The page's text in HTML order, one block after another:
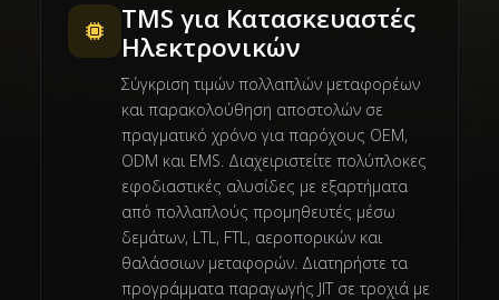
TMS για Κατασκευαστές
Ηλεκτρονικών
Σύγκριση τιμών πολλαπλών μεταφορέων
και παρακολούθηση αποστολών σε
πραγματικό χρόνο για παρόχους OEM,
ODM και EMS. Διαχειριστείτε πολύπλοκες
εφοδιαστικές αλυσίδες με εξαρτήματα
από πολλαπλούς προμηθευτές μέσω
δεμάτων, LTL, FTL, αεροπορικών και
θαλάσσιων μεταφορών. Διατηρήστε τα
προγράμματα παραγωγής JIT σε τροχιά με